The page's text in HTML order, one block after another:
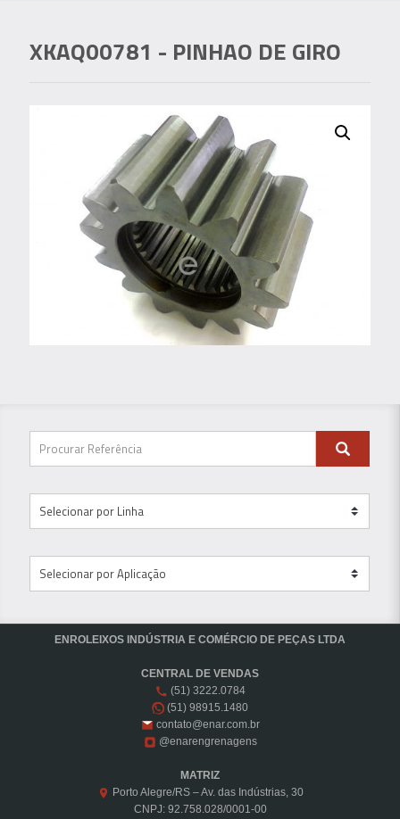
XKAQ00781 - PINHAO DE GIRO
ENROLEIXOS INDÚSTRIA E COMÉRCIO DE PEÇAS LTDA
CENTRAL DE VENDAS
(51) 3222.0784
(51) 98915.1480
contato@enar.com.br
@enarengrenagens
MATRIZ
Porto Alegre/RS – Av. das Indústrias, 30
CNPJ: 92.758.028/0001-00